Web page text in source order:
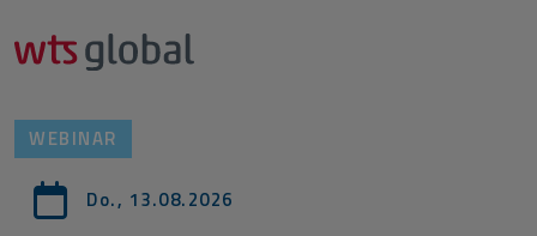
WEBINAR
Do., 13.08.2026